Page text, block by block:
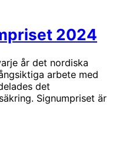
2024
år det nordiska
arbete med
det
Signumpriset är